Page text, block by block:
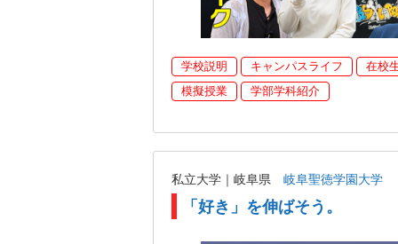
学校説明 キャンパスライフ
在校
模擬授業
学部学科紹介
私立大学｜岐阜県 岐阜聖徳学園大学
「好き」を伸ばそう。